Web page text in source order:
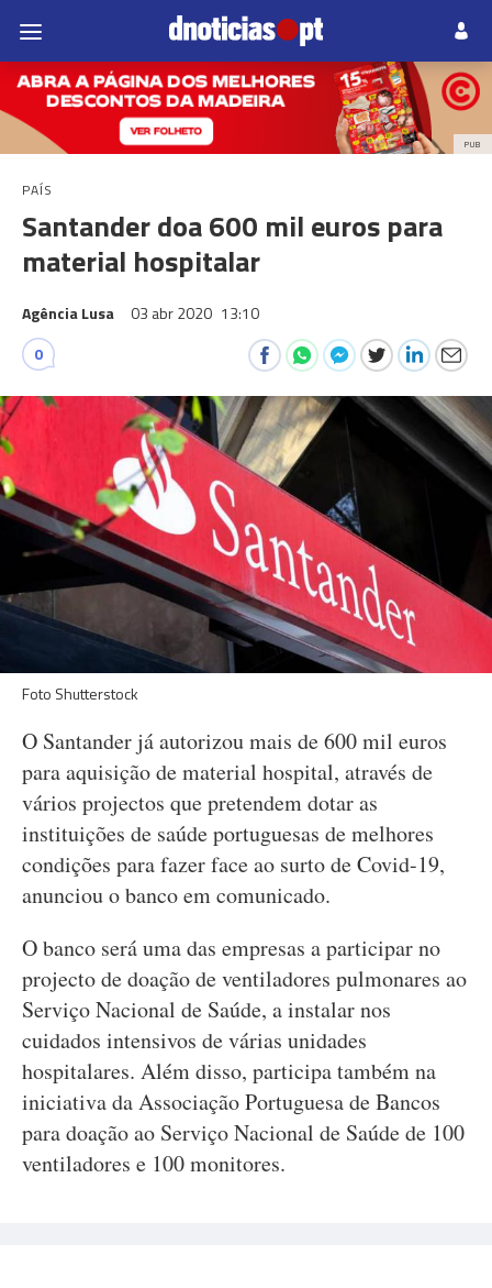
PUB
PAÍS
Santander doa 600 mil euros para
material hospitalar
Agência Lusa 03 abr 2020 13:10
0
Foto Shutterstock
O Santander já autorizou mais de 600 mil euros
para aquisição de material hospital, através de
vários projectos que pretendem dotar as
instituições de saúde portuguesas de melhores
condições para fazer face ao surto de Covid-19,
anunciou o banco em comunicado.
O banco será uma das empresas a participar no
projecto de doação de ventiladores pulmonares ao
Serviço Nacional de Saúde, a instalar nos
cuidados intensivos de várias unidades
hospitalares. Além disso, participa também na
iniciativa da Associação Portuguesa de Bancos
para doação ao Serviço Nacional de Saúde de 100
ventiladores e 100 monitores.